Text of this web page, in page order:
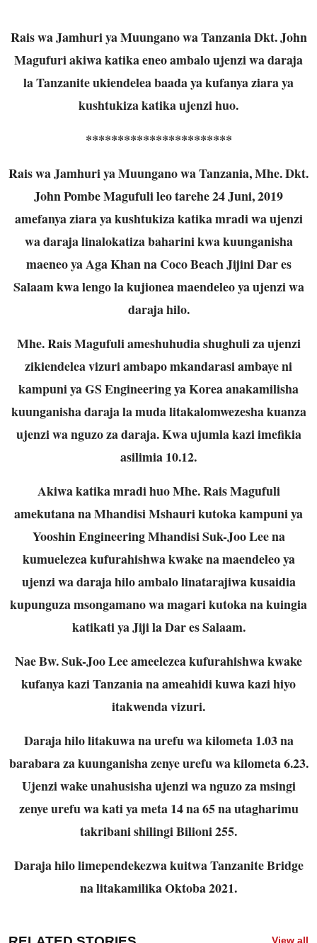
Rais wa Jamhuri ya Muungano wa Tanzania Dkt. John
Magufuri akiwa katika eneo ambalo ujenzi wa daraja
la Tanzanite ukiendelea baada ya kufanya ziara ya
kushtukiza katika ujenzi huo.
***********************
Rais wa Jamhuri ya Muungano wa Tanzania, Mhe. Dkt.
John Pombe Magufuli leo tarehe 24 Juni, 2019
amefanya ziara ya kushtukiza katika mradi wa ujenzi
wa daraja linalokatiza baharini kwa kuunganisha
maeneo ya Aga Khan na Coco Beach Jijini Dar es
Salaam kwa lengo la kujionea maendeleo ya ujenzi wa
daraja hilo.
Mhe. Rais Magufuli ameshuhudia shughuli za ujenzi
zikiendelea vizuri ambapo mkandarasi ambaye ni
kampuni ya GS Engineering ya Korea anakamilisha
kuunganisha daraja la muda litakalomwezesha kuanza
ujenzi wa nguzo za daraja. Kwa ujumla kazi imefikia
asilimia 10.12.
Akiwa katika mradi huo Mhe. Rais Magufuli
amekutana na Mhandisi Mshauri kutoka kampuni ya
Yooshin Engineering Mhandisi Suk-Joo Lee na
kumuelezea kufurahishwa kwake na maendeleo ya
ujenzi wa daraja hilo ambalo linatarajiwa kusaidia
kupunguza msongamano wa magari kutoka na kuingia
katikati ya Jiji la Dar es Salaam.
Nae Bw. Suk-Joo Lee ameelezea kufurahishwa kwake
kufanya kazi Tanzania na ameahidi kuwa kazi hiyo
itakwenda vizuri.
Daraja hilo litakuwa na urefu wa kilometa 1.03 na
barabara za kuunganisha zenye urefu wa kilometa 6.23.
Ujenzi wake unahusisha ujenzi wa nguzo za msingi
zenye urefu wa kati ya meta 14 na 65 na utagharimu
takribani shilingi Bilioni 255.
Daraja hilo limependekezwa kuitwa Tanzanite Bridge
na litakamilika Oktoba 2021.
View all